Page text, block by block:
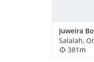
Salalah,
381m